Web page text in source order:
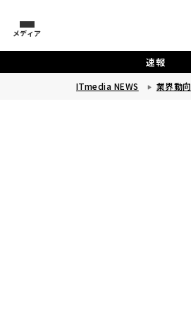
メディア
速報
ITmedia NEWS 業界動向